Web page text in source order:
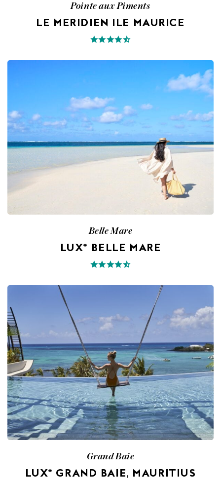
Pointe aux Piments
LE MERIDIEN ILE MAURICE
Belle Mare
LUX* BELLE MARE
Grand Baie
LUX* GRAND BAIE, MAURITIUS